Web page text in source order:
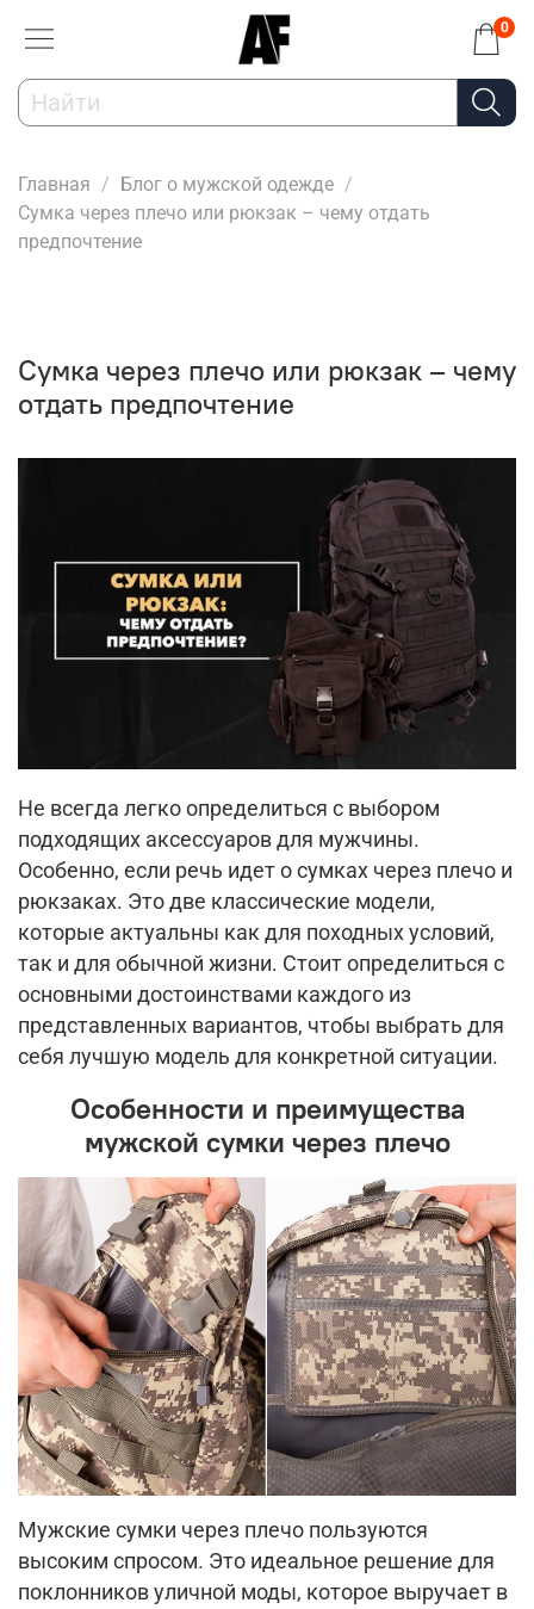
0
Главная
Блог о мужской одежде
Сумка через плечо или рюкзак – чему отдать
предпочтение
Сумка через плечо или рюкзак – чему
отдать предпочтение
Не всегда легко определиться с выбором
подходящих аксессуаров для мужчины.
Особенно, если речь идет о сумках через плечо и
рюкзаках. Это две классические модели,
которые актуальны как для походных условий,
так и для обычной жизни. Стоит определиться с
основными достоинствами каждого из
представленных вариантов, чтобы выбрать для
себя лучшую модель для конкретной ситуации.
Особенности и преимущества
мужской сумки через плечо
Мужские сумки через плечо пользуются
высоким спросом. Это идеальное решение для
поклонников уличной моды, которое выручает в